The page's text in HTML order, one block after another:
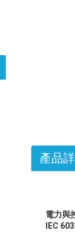
產品
電力與
IEC